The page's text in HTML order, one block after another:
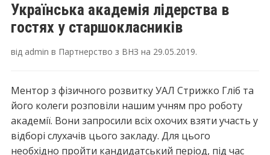
Українська академія лідерства в
гостях у старшокласників
від admin в Партнерство з ВНЗ на 29.05.2019.
Ментор з фізичного розвитку УАЛ Стрижко Гліб та
його колеги розповіли нашим учням про роботу
академії. Вони запросили всіх охочих взяти участь у
відборі слухачів цього закладу. Для цього
необхідно пройти кандидатський період, під час